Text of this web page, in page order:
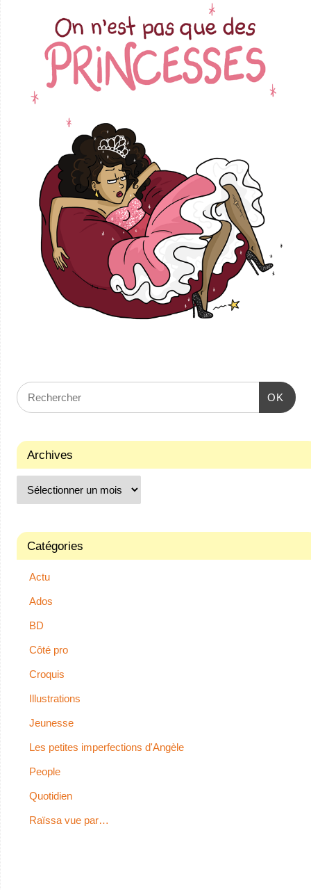
OK
Archives
Catégories
Actu
Ados
BD
Côté pro
Croquis
Illustrations
Jeunesse
Les petites imperfections d'Angèle
People
Quotidien
Raïssa vue par…